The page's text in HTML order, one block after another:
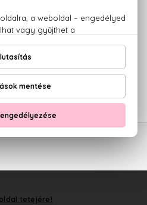
BIO
COSNATURE
3 az 1-ben élénkítő tusfürdő és
sampon
1.530 Ft
tetejére!